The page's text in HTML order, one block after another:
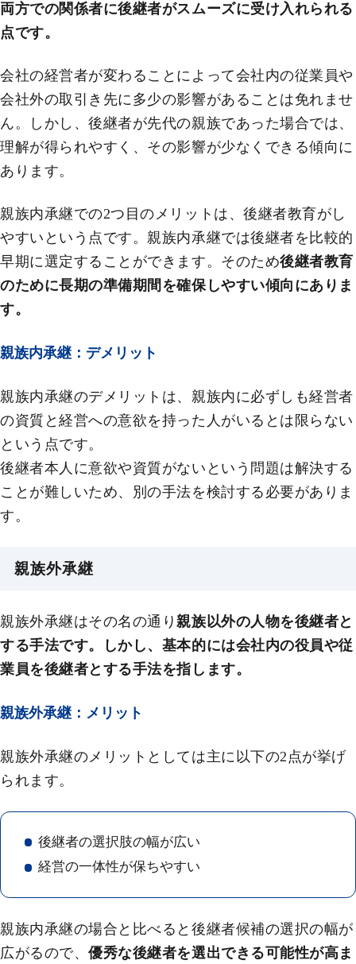
両方での関係者に後継者がスムーズに受け入れられる
点です。
会社の経営者が変わることによって会社内の従業員や
会社外の取引き先に多少の影響があることは免れませ
ん。しかし、後継者が先代の親族であった場合では、
理解が得られやすく、その影響が少なくできる傾向に
あります。
親族内承継での2つ目のメリットは、後継者教育がし
やすいという点です。親族内承継では後継者を比較的
早期に選定することができます。そのため後継者教育
のために長期の準備期間を確保しやすい傾向にありま
す。
親族内承継：デメリット
親族内承継のデメリットは、親族内に必ずしも経営者
の資質と経営への意欲を持った人がいるとは限らない
という点です。
後継者本人に意欲や資質がないという問題は解決する
ことが難しいため、別の手法を検討する必要がありま
す。
親族外承継
親族外承継はその名の通り親族以外の人物を後継者と
する手法です。しかし、基本的には会社内の役員や従
業員を後継者とする手法を指します。
親族外承継：メリット
親族外承継のメリットとしては主に以下の2点が挙げ
られます。
後継者の選択肢の幅が広い
経営の一体性が保ちやすい
親族内承継の場合と比べると後継者候補の選択の幅が
広がるので、優秀な後継者を選出できる可能性が高ま